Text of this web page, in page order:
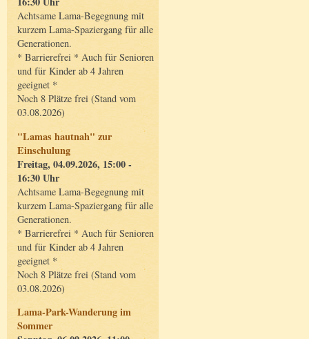
Achtsame Lama-Begegnung mit
kurzem Lama-Spaziergang für alle
Generationen.
* Barrierefrei * Auch für Senioren
und für Kinder ab 4 Jahren
geeignet *
Noch 8 Plätze frei (Stand vom
03.08.2026)
"Lamas hautnah" zur
Einschulung
Freitag, 04.09.2026, 15:00 -
16:30 Uhr
Achtsame Lama-Begegnung mit
kurzem Lama-Spaziergang für alle
Generationen.
* Barrierefrei * Auch für Senioren
und für Kinder ab 4 Jahren
geeignet *
Noch 8 Plätze frei (Stand vom
03.08.2026)
Lama-Park-Wanderung im
Sommer